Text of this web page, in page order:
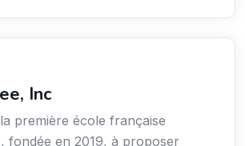
Inc
première école française
fondée en 2019, à proposer